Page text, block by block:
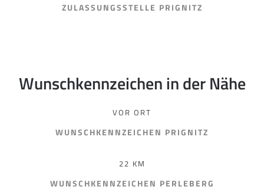
ZULASSUNGSSTELLE PRIGNITZ
Wunschkennzeichen in der Nähe
VOR ORT
WUNSCHKENNZEICHEN PRIGNITZ
22 KM
WUNSCHKENNZEICHEN PERLEBERG